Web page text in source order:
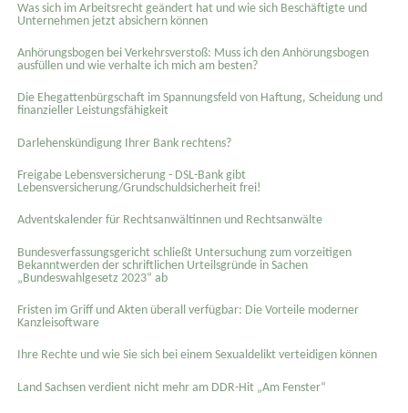
Was sich im Arbeitsrecht geändert hat und wie sich Beschäftigte und
Unternehmen jetzt absichern können
Anhörungsbogen bei Verkehrsverstoß: Muss ich den Anhörungsbogen
ausfüllen und wie verhalte ich mich am besten?
Die Ehegattenbürgschaft im Spannungsfeld von Haftung, Scheidung und
finanzieller Leistungsfähigkeit
Darlehenskündigung Ihrer Bank rechtens?
Freigabe Lebensversicherung - DSL-Bank gibt
Lebensversicherung/Grundschuldsicherheit frei!
Adventskalender für Rechtsanwältinnen und Rechtsanwälte
Bundesverfassungsgericht schließt Untersuchung zum vorzeitigen
Bekanntwerden der schriftlichen Urteilsgründe in Sachen
„Bundeswahlgesetz 2023“ ab
Fristen im Griff und Akten überall verfügbar: Die Vorteile moderner
Kanzleisoftware
Ihre Rechte und wie Sie sich bei einem Sexual­delikt verteidigen können
Land Sachsen verdient nicht mehr am DDR-Hit „Am Fenster“